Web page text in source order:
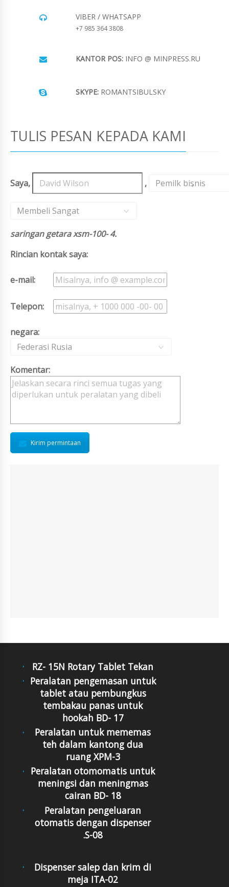
VIBER / WHATSAPP
+7 985 364 3808
KANTOR POS: INFO @ MINPRESS.RU
SKYPE: ROMANTSIBULSKY
TULIS PESAN KEPADA KAMI
Saya, , Pemilk bisnis
,
Membeli Sangat
saringan getara xsm-100- 4.
Rincian kontak saya:
e-mail:
Telepon:
negara:
Federasi Rusia
Komentar:
Kirim permintaan
RZ- 15N Rotary Tablet Tekan
Peralatan pengemasan untuk
tablet atau pembungkus
tembakau panas untuk
hookah BD- 17
Peralatan untuk mememas
teh dalam kantong dua
ruang XPM-3
Peralatan otomomatis untuk
meningsi dan meningmas
cairan BD- 18
Peralatan pengeluaran
otomatis dengan dispenser
.S-08
Dispenser salep dan krim di
meja ITA-02